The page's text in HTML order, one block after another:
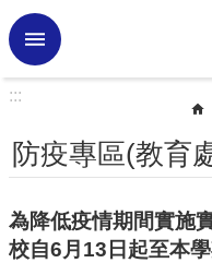
跳到主要內容區塊
進
階
熱
門
鍵
字
:::
防疫專區(教育
為降低疫情期間實施
校自6月13日起至本